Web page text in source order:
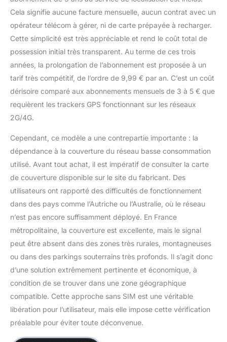
Cela signifie aucune facture mensuelle, aucun contrat avec un
opérateur télécom à gérer, ni de carte prépayée à recharger.
Cette simplicité est très appréciable et rend le coût total de
possession initial très transparent. Au terme de ces trois
années, la prolongation de l’abonnement est proposée à un
tarif très compétitif, de l’ordre de 9,99 € par an. C’est un coût
dérisoire comparé aux abonnements mensuels de 3 à 5 € que
requièrent les trackers GPS fonctionnant sur les réseaux
2G/4G.
Cependant, ce modèle a une contrepartie importante : la
dépendance à la couverture du réseau basse consommation
utilisé. Avant tout achat, il est impératif de consulter la carte
de couverture disponible sur le site du fabricant. Des
utilisateurs ont rapporté des difficultés de fonctionnement
dans des pays comme l’Autriche ou l’Australie, où le réseau
n’est pas encore suffisamment déployé. En France
métropolitaine, la couverture est excellente, mais le signal
peut être absent dans des zones très rurales, montagneuses
ou dans des parkings souterrains très profonds. Il s’agit donc
d’une solution extrêmement pertinente et économique, à
condition de se trouver dans une zone géographique
compatible. Cette approche sans SIM est une véritable
libération pour l’utilisateur, mais elle impose cette vérification
préalable pour éviter toute déconvenue.